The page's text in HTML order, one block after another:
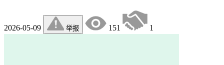
2026-05-09 举报 151 1